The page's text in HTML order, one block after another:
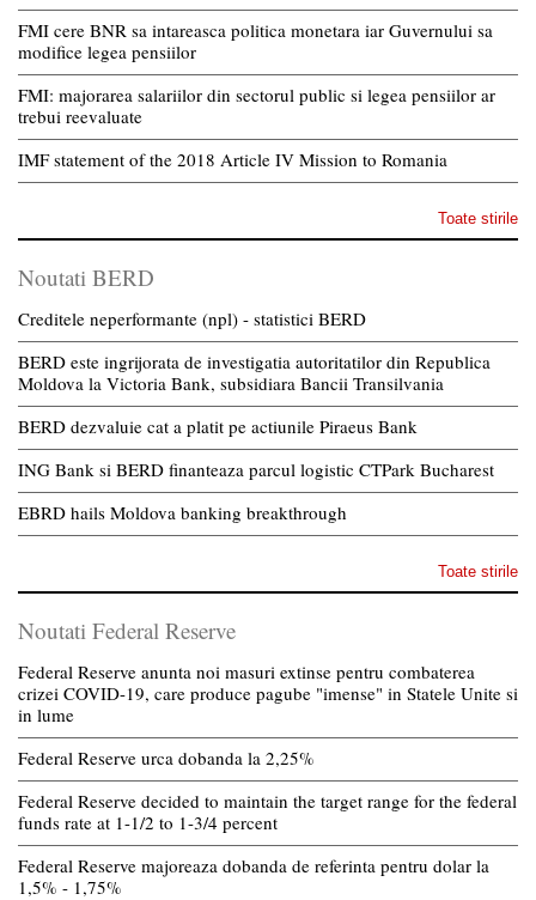
FMI cere BNR sa intareasca politica monetara iar Guvernului sa
modifice legea pensiilor
FMI: majorarea salariilor din sectorul public si legea pensiilor ar
trebui reevaluate
IMF statement of the 2018 Article IV Mission to Romania
Toate stirile
Noutati BERD
Creditele neperformante (npl) - statistici BERD
BERD este ingrijorata de investigatia autoritatilor din Republica
Moldova la Victoria Bank, subsidiara Bancii Transilvania
BERD dezvaluie cat a platit pe actiunile Piraeus Bank
ING Bank si BERD finanteaza parcul logistic CTPark Bucharest
EBRD hails Moldova banking breakthrough
Toate stirile
Noutati Federal Reserve
Federal Reserve anunta noi masuri extinse pentru combaterea
crizei COVID-19, care produce pagube "imense" in Statele Unite si
in lume
Federal Reserve urca dobanda la 2,25%
Federal Reserve decided to maintain the target range for the federal
funds rate at 1-1/2 to 1-3/4 percent
Federal Reserve majoreaza dobanda de referinta pentru dolar la
1,5% - 1,75%